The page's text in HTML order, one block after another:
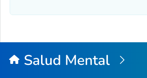
Salud Mental